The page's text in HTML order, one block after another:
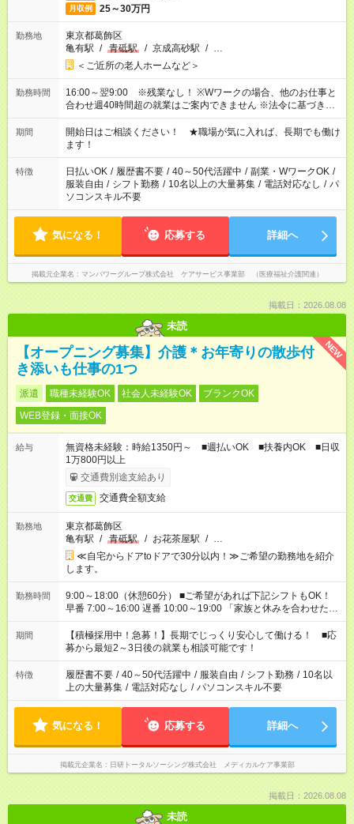
月収例 25～30万円
勤務地
東京都葛飾区
亀有駅 / 青砥駅 / 京成高砂駅 / …
＜ご近所の老人ホームなど＞
勤務時間
16:00～翌9:00 ※残業なし！ ※Wワークの場合、他のお仕事と
合わせ週40時間超の就業はご案内できません ※法令に基づき、
週20時間以上勤務は社会保険への加入対象となります ※労働者
派遣法（日雇い派遣の原則禁止）により、短時間・短期間の就
業はご案内が難しい場合があります
期間
開始日はご相談ください！ ★職場が気に入れば、長期でも働け
ます！
特徴 日払いOK / 履歴書不要 / 40～50代活躍中 / 副業・WワークOK /
服装自由 / シフト勤務 / 10名以上の大量募集 / 電話対応なし / パ
ソコンスキル不要
気になる！ 応募する 詳細へ
掲載元企業名 マンパワーグループ株式会社 ケアサービス事業部 （医療福祉介護関連）
掲載日：2026.08.08
未読
NEW
【オープニング募集】介護＊お年寄りの散歩付
き添いも仕事の1つ
派遣 職種未経験OK 社会人未経験OK
ブランクOK
WEB登録・面接OK
給与
無資格未経験：時給1350円～ ■週払いOK ■扶養内OK ■日収
1万800円以上
交通費別途支給あり
交通費 交通費全額支給
勤務地
東京都葛飾区
亀有駅 / 青砥駅 / お花茶屋駅 / …
≪自宅からドアtoドアで30分以内！≫ご希望の勤務地を紹介
します。
勤務時間
9:00～18:00（休憩60分） ■ご希望があれば下記シフトもOK！
早番 7:00～16:00 遅番 10:00～19:00 「家族と休みを合わせた
い」 「余裕を持って夕飯の準備がしたい」 「できれば残業はし
たくない」 など、ご希望を教えてくださいね。 ※Wワーク希望
の方へ 今ご覧のお仕事で希望する勤務時間と、もう1つのお仕事
の勤務時間。 合計で週40時間を超える場合は応募できません。
期間
【積極採用中！急募！】長期でじっくり安心して働ける！ ■応
募から最短2～3日後の就業も相談可能です！
特徴 履歴書不要 / 40～50代活躍中 / 服装自由 / シフト勤務 / 10名以
上の大量募集 / 電話対応なし / パソコンスキル不要
気になる！ 応募する 詳細へ
掲載元企業名 日研トータルソーシング株式会社 メディカルケア事業部
掲載日：2026.08.08
未読